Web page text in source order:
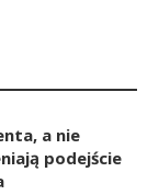
a nie
podejście